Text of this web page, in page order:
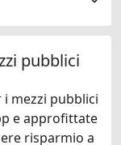
pubblici
mezzi pubblici
e approfittate
risparmio a